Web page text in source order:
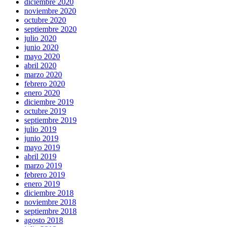
diciembre 2020
noviembre 2020
octubre 2020
septiembre 2020
julio 2020
junio 2020
mayo 2020
abril 2020
marzo 2020
febrero 2020
enero 2020
diciembre 2019
octubre 2019
septiembre 2019
julio 2019
junio 2019
mayo 2019
abril 2019
marzo 2019
febrero 2019
enero 2019
diciembre 2018
noviembre 2018
septiembre 2018
agosto 2018